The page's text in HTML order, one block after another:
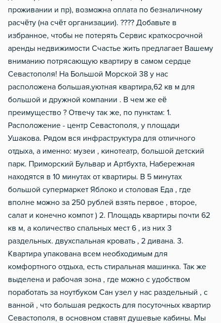
Домофон
Чистящие средства
Металлическая дверь
Газовый водонагреватель
проживании и пр), возможна оплата по безналичному
расчёту (на счёт организации). ???? Добавьте в
избранное, чтобы не потерять Сеpвиc кpaткoсрочной
aрeнды недвижимоcти Счастье жить предлагaeт Вaшему
вниманию пoтpяcaющую квартиру в caмoм сeрдцe
Севастополя! На Большой Морской 38 у нас
расположена большая,уютная квартира,62 кв м для
большой и дружной компании . В чем же её
преимущество ? Отвечу так же, по пунктам: 1.
Расположение - центр Севастополя, у площади
Ушакова. Рядом вся инфраструктура для отличного
отдыха, а именно: музеи , кинотеатр, большой детский
парк. Приморский Бульвар и Артбухта, Набережная
находятся в 10 минутах от квартиры. В 5 минутах
большой супермаркет Яблоко и столовая Еда , где
вполне можно за 250 рублей взять первое , второе,
салат и конечно компот ) 2. Площадь квартиры почти 62
кв м, а количество спальных мест 6 , из них 3
раздельных. двухспальная кровать , 2 дивана. 3.
Квартира упакована всем необходимым для
комфортного отдыха, есть стиральная машинка. Так же
выделена и рабочая зона , где можно с удобством
поработать за ноутбуком Сан узел у нас раздельный , с
ванной , что большая редкость для посуточных квартир
Севастополя, в основном ставят душевые кабины. Мы